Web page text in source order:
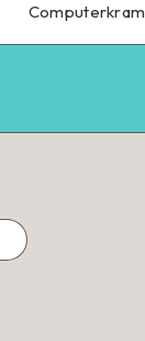
Computerkram